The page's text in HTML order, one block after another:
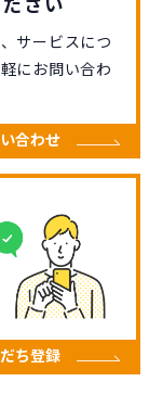
さい
サービスにつ
にお問い合わ
合わせ
ち登録